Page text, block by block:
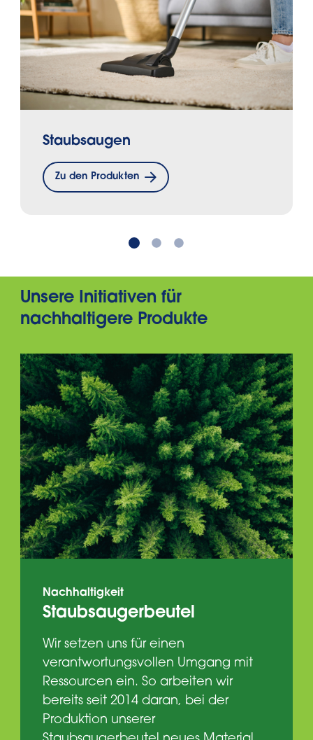
Staubsaugen
Zu den Produkten
Unsere Initiativen für
nachhaltigere Produkte
Nachhaltigkeit
Staubsaugerbeutel
Wir setzen uns für einen
verantwortungsvollen Umgang mit
Ressourcen ein. So arbeiten wir
bereits seit 2014 daran, bei der
Produktion unserer